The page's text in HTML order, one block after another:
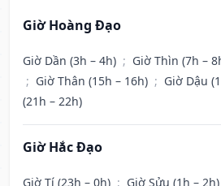
Giờ Hoàng Đạo
Giờ Dần (3h – 4h) ; Giờ Thìn (7h –
; Giờ Thân (15h – 16h) ; Giờ Dậu
(21h – 22h)
Giờ Hắc Đạo
Giờ Tí (23h – 0h) ; Giờ Sửu (1h – 2h)